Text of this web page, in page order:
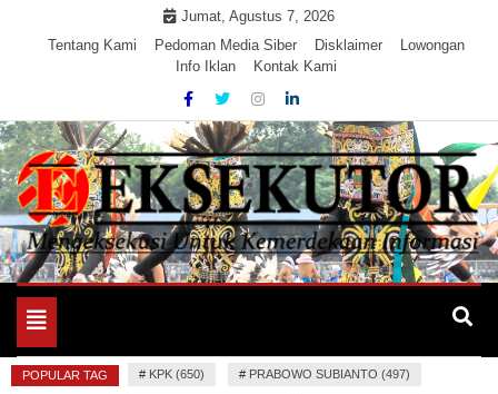
Jumat, Agustus 7, 2026
Tentang Kami
Pedoman Media Siber Disklaimer
Lowongan
Info Iklan
Kontak Kami
EKSEKUTOR
Mengeksekusi Berita Untuk Kemerdekaan dan Keadilan
Toggle
navigation
POPULAR TAG # KPK (650) # PRABOWO SUBIANTO (497)